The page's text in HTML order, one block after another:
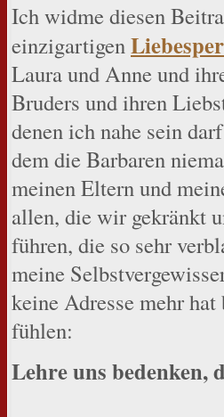
Ich widme diesen
einzigartigen
Laura und Anne und
Bruders und ihren
denen ich nahe sein
dem die Barbaren
meinen Eltern und
allen, die wir gekränkt
führen, die so sehr
meine
keine Adresse mehr
fühlen:
Lehre uns bedenken,